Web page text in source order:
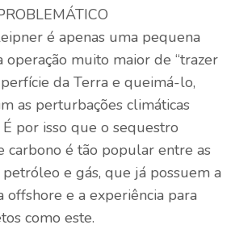
é apenas uma pequena
operação muito maior de “trazer
da Terra e queimá-lo,
as perturbações climáticas
É por isso que o sequestro
carbono é tão popular entre as
e gás, que já possuem a
offshore e a experiência para
como este.